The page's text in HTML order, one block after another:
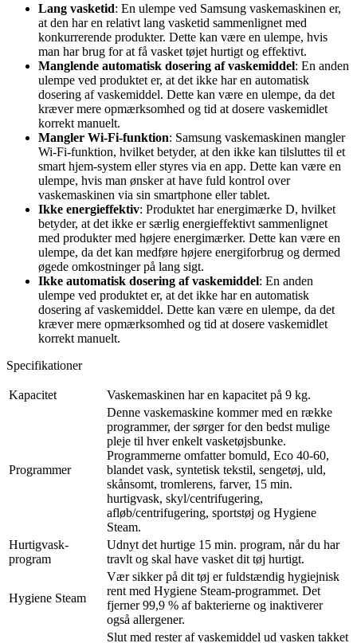
Lang vasketid: En ulempe ved Samsung vaskemaskinen er,
at den har en relativt lang vasketid sammenlignet med
konkurrerende produkter. Dette kan være en ulempe, hvis
man har brug for at få vasket tøjet hurtigt og effektivt.
Manglende automatisk dosering af vaskemiddel: En anden
ulempe ved produktet er, at det ikke har en automatisk
dosering af vaskemiddel. Dette kan være en ulempe, da det
kræver mere opmærksomhed og tid at dosere vaskemidlet
korrekt manuelt.
Mangler Wi-Fi-funktion: Samsung vaskemaskinen mangler
Wi-Fi-funktion, hvilket betyder, at den ikke kan tilsluttes til et
smart hjem-system eller styres via en app. Dette kan være en
ulempe, hvis man ønsker at have fuld kontrol over
vaskemaskinen via sin smartphone eller tablet.
Ikke energieffektiv: Produktet har energimærke D, hvilket
betyder, at det ikke er særlig energieffektivt sammenlignet
med produkter med højere energimærker. Dette kan være en
ulempe, da det kan medføre højere energiforbrug og dermed
øgede omkostninger på lang sigt.
Ikke automatisk dosering af vaskemiddel: En anden
ulempe ved produktet er, at det ikke har en automatisk
dosering af vaskemiddel. Dette kan være en ulempe, da det
kræver mere opmærksomhed og tid at dosere vaskemidlet
korrekt manuelt.
Specifikationer
Kapacitet Vaskemaskinen har en kapacitet på 9 kg.
Programmer
Denne vaskemaskine kommer med en række
programmer, der sørger for den bedst mulige
pleje til hver enkelt vasketøjsbunke.
Programmerne omfatter bomuld, Eco 40-60,
blandet vask, syntetisk tekstil, sengetøj, uld,
skånsomt, tromlerens, farver, 15 min.
hurtigvask, skyl/centrifugering,
afløb/centrifugering, sportstøj og Hygiene
Steam.
Hurtigvask-
program
Udnyt det hurtige 15 min. program, når du har
travlt og skal have vasket dit tøj hurtigt.
Hygiene Steam
Vær sikker på dit tøj er fuldstændig hygiejnisk
rent med Hygiene Steam-programmet. Det
fjerner 99,9 % af bakterierne og inaktiverer
også allergener.
Slut med rester af vaskemiddel ud vasken takket